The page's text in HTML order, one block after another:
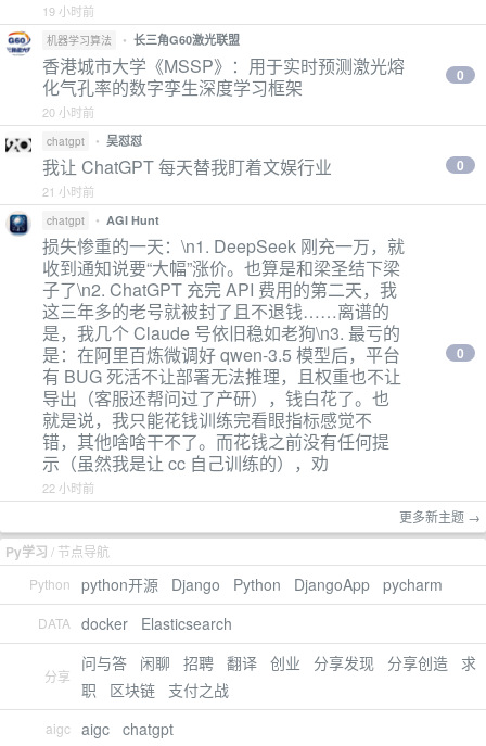
19 小时前
机器学习算法 • 长三角G60激光联盟
香港城市大学《MSSP》：用于实时预测激光熔
化气孔率的数字孪生深度学习框架
20 小时前
0
chatgpt • 吴怼怼
我让 ChatGPT 每天替我盯着文娱行业
21 小时前
0
chatgpt • AGI Hunt
损失惨重的一天：\n1. DeepSeek 刚充一万，就
收到通知说要“大幅”涨价。也算是和梁圣结下梁
子了\n2. ChatGPT 充完 API 费用的第二天，我
这三年多的老号就被封了且不退钱……离谱的
是，我几个 Claude 号依旧稳如老狗\n3. 最亏的
是：在阿里百炼微调好 qwen-3.5 模型后，平台
有 BUG 死活不让部署无法推理，且权重也不让
导出（客服还帮问过了产研），钱白花了。也
就是说，我只能花钱训练完看眼指标感觉不
错，其他啥啥干不了。而花钱之前没有任何提
示（虽然我是让 cc 自己训练的），劝
22 小时前
0
更多新主题 →
Py学习 / 节点导航
Python
python开源 Django Python DjangoApp pycharm
DATA docker Elasticsearch
分享
问与答 闲聊 招聘 翻译 创业 分享发现 分享创造
求
职
区块链 支付之战
aigc aigc chatgpt